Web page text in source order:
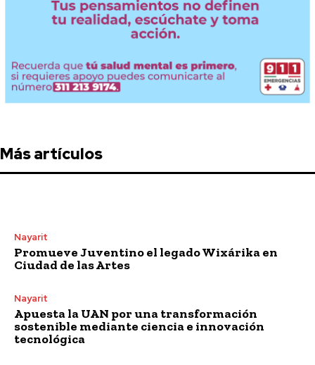
Más artículos
Nayarit
Promueve Juventino el legado Wixárika en
Ciudad de las Artes
Nayarit
Apuesta la UAN por una transformación
sostenible mediante ciencia e innovación
tecnológica